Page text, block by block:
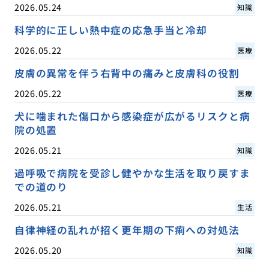
2026.05.24 知識
科学的に正しい熱中症の応急手当と冷却
2026.05.22 医療
皮膚の異常を伴う右背中の痛みと皮膚科の役割
2026.05.22 医療
犬に噛まれた傷口から感染症が広がるリスクと病
院の処置
2026.05.21 知識
過呼吸で病院を受診し健やかな生活を取り戻すま
での道のり
2026.05.21 生活
自律神経の乱れが招く更年期の下痢への対処法
2026.05.20 知識